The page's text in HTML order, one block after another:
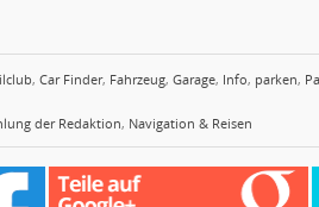
, Car Finder, Fahrzeug, Garage, Info, parken,
der Redaktion, Navigation & Reisen